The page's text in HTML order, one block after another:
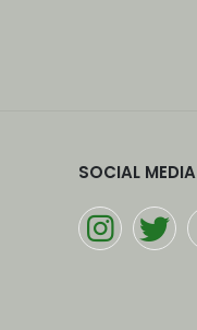
SOCIAL MEDIA